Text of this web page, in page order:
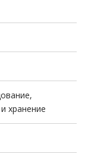
хранение